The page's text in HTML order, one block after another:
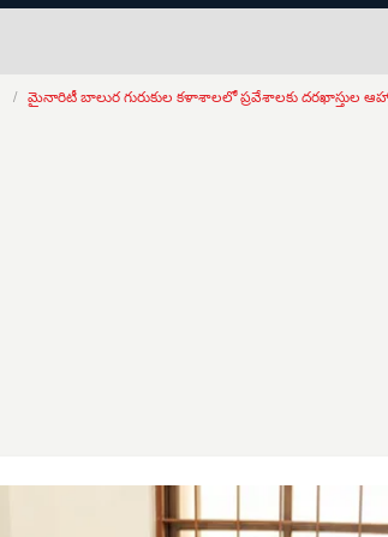
మైనారిటీ బాలుర గురుకుల కళాశాలలో ప్రవేశాలకు దరఖాస్తుల